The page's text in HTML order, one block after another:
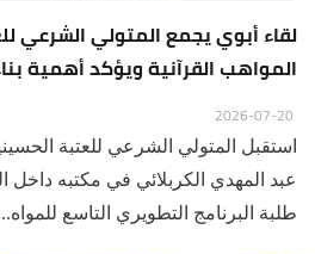
لقاء أبوي يجمع المتولي الشرعي
المواهب القرآنية ويؤكد أهمية
استقبل المتولي الشرعي للعتبة
عبد المهدي الكربلائي في مكتبه داخل
طلبة البرنامج التطويري التاسع